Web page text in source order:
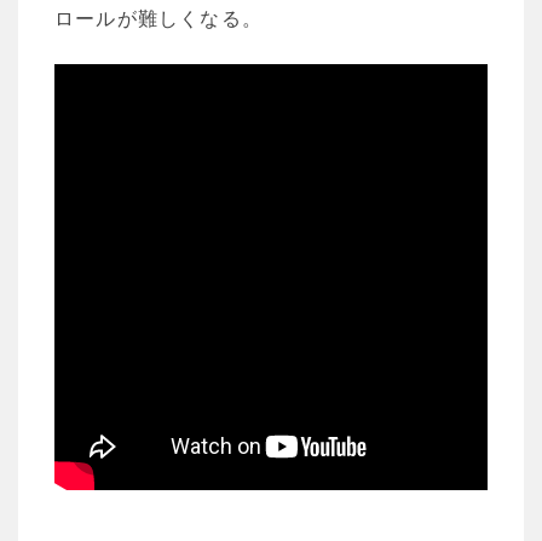
ロールが難しくなる。